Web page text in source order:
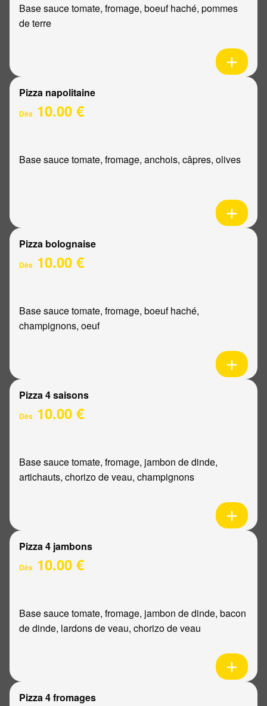
Base sauce tomate, fromage, boeuf haché, pommes
de terre
Pizza napolitaine
Dès 10.00 €
Base sauce tomate, fromage, anchois, câpres, olives
Pizza bolognaise
Dès 10.00 €
Base sauce tomate, fromage, boeuf haché,
champignons, oeuf
Pizza 4 saisons
Dès 10.00 €
Base sauce tomate, fromage, jambon de dinde,
artichauts, chorizo de veau, champignons
Pizza 4 jambons
Dès 10.00 €
Base sauce tomate, fromage, jambon de dinde, bacon
de dinde, lardons de veau, chorizo de veau
Pizza 4 fromages